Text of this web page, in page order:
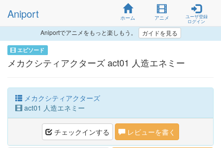
Aniport ホーム アニメ
ユーザ登録
ログイン
Aniportでアニメをもっと楽しもう。 ガイドを見る
エピソード
メカクシティアクターズ act01 人造エネミー
メカクシティアクターズ
act01 人造エネミー
チェックインする レビューを書く